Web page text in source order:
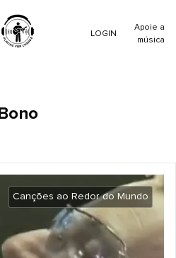
LOGIN
Apoie a
música
Bono
Canções ao Redor do Mundo